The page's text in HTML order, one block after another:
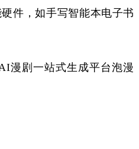
件，如手写智能本电子书
漫剧一站式生成平台泡漫